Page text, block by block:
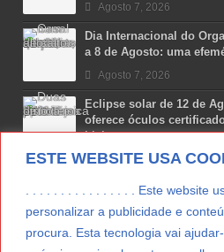
ESTE WEBSITE USA
. . . . . . . . . . . . . . . . Este website
personalizar a publicidade e
procura. Esta tecnologia vai
Agosto 7, 2026
Dia Internacional do
a 8 de Agosto: uma
Agosto 7, 2026
Eclipse solar de 12 de
oferece óculos
Lisboa
Agosto 7, 2026
Lua Afonso vence
Agosto 7, 2026